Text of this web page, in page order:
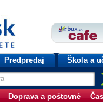
Predpredaj Škola a
Doprava a poštovné